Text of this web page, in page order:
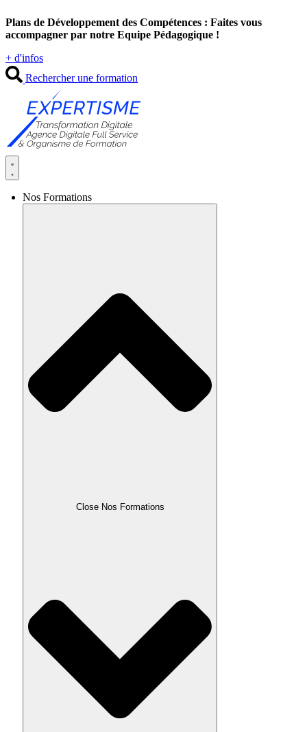
au
contenu
Plans de Développement des Compétences : Faites vous
accompagner par notre Equipe Pédagogique !
+ d'infos
Rechercher une formation
Nos Formations
Close Nos Formations